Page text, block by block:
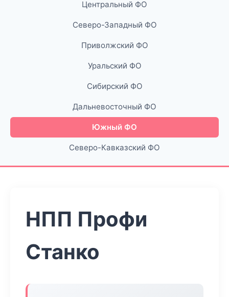
Центральный ФО
Северо-Западный ФО
Приволжский ФО
Уральский ФО
Сибирский ФО
Дальневосточный ФО
Южный ФО
Северо-Кавказский ФО
НПП Профи
Станко